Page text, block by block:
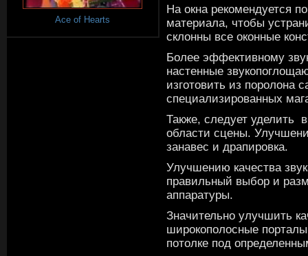
Ace of Hearts
На окна рекомендуется
материала, чтобы
склонны все оконные
Более эффективному
настенные
изготовить из поролона
специализированных
Также, следует уделить
области сцены.
занавес и драпировка.
Улучшению качества
правильный выбор и
аппаратуры.
Значительно улучшить
широкополосные
потолке под